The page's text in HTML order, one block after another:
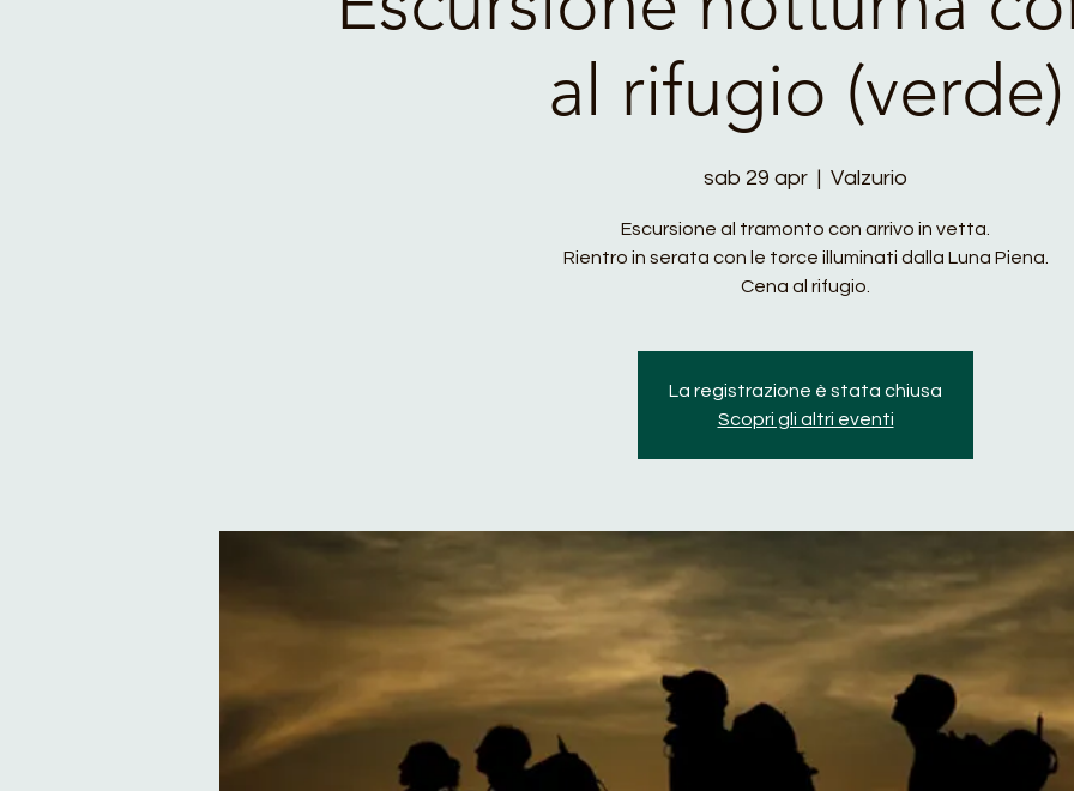
al rifugio (verde)
sab 29 apr
  |
Valzurio
Escursione al tramonto con arrivo in vetta.
Rientro in serata con le torce illuminati dalla Luna Piena.
Cena al rifugio.
La registrazione è stata chiusa
Scopri gli altri eventi